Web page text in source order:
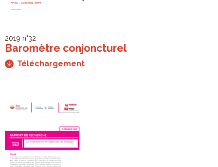
2019 n°32
Baromètre conjoncturel
Téléchargement